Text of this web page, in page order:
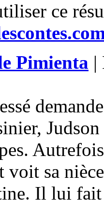
ce
Pimienta |
voit sa
Il lui